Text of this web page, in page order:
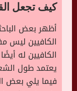
كيف تجعل
أظهر بعض
الكافيين ليس
الكافيين له
يعتمد طول
فيما يلي بعض